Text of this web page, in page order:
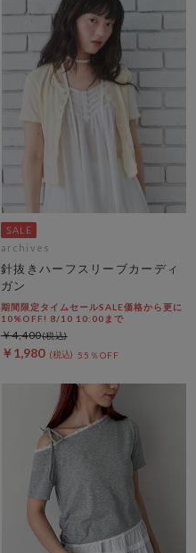
archives
針抜きハーフスリーブカーディ
ガン
期間限定タイムセールSALE価格から更に
10%OFF! 8/10 10:00まで
￥1,980 55％OFF
￥4,400